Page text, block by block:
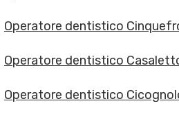
Operatore dentistico
Operatore dentistico
Operatore dentistico